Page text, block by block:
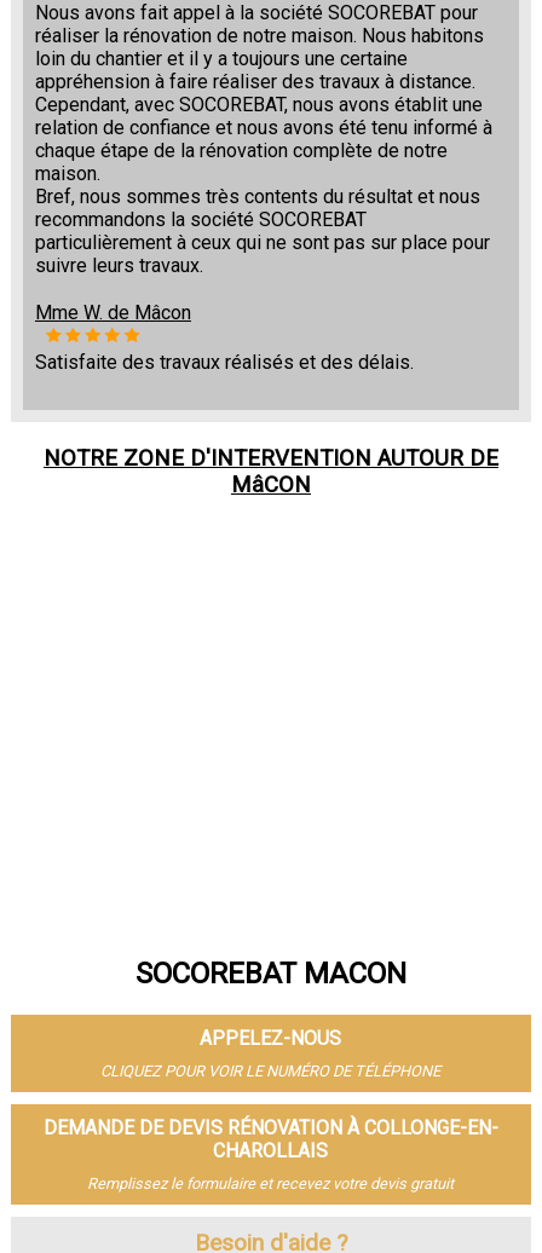
Nous avons fait appel à la société SOCOREBAT pour
réaliser la rénovation de notre maison. Nous habitons
loin du chantier et il y a toujours une certaine
appréhension à faire réaliser des travaux à distance.
Cependant, avec SOCOREBAT, nous avons établit une
relation de confiance et nous avons été tenu informé à
chaque étape de la rénovation complète de notre
maison.
Bref, nous sommes très contents du résultat et nous
recommandons la société SOCOREBAT
particulièrement à ceux qui ne sont pas sur place pour
suivre leurs travaux.
Mme W. de Mâcon
Satisfaite des travaux réalisés et des délais.
NOTRE ZONE D'INTERVENTION AUTOUR DE
MâCON
SOCOREBAT MACON
APPELEZ-NOUS
CLIQUEZ POUR VOIR LE NUMÉRO DE TÉLÉPHONE
DEMANDE DE DEVIS RÉNOVATION À COLLONGE-EN-
CHAROLLAIS
Remplissez le formulaire et recevez votre devis gratuit
Besoin d'aide ?